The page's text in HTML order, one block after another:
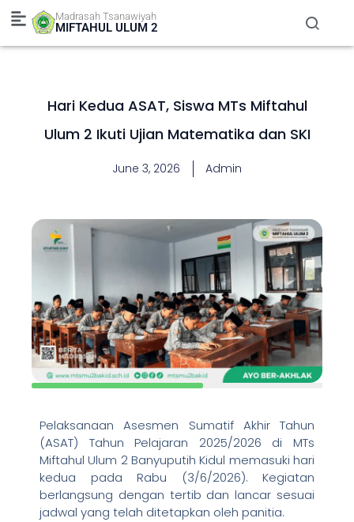
Skip
content
Madrasah Tsanawiyah
MIFTAHUL ULUM 2
Hari Kedua ASAT, Siswa MTs Miftahul
Ulum 2 Ikuti Ujian Matematika dan SKI
June 3, 2026 Admin
Pelaksanaan Asesmen Sumatif Akhir Tahun
(ASAT) Tahun Pelajaran 2025/2026 di MTs
Miftahul Ulum 2 Banyuputih Kidul memasuki hari
kedua pada Rabu (3/6/2026). Kegiatan
berlangsung dengan tertib dan lancar sesuai
jadwal yang telah ditetapkan oleh panitia.